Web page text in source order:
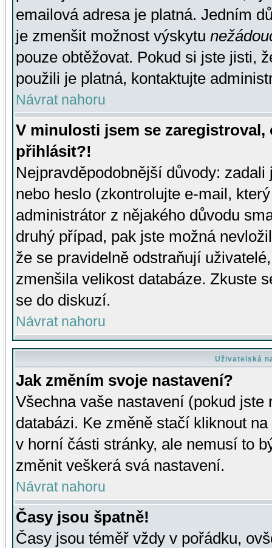
emailová adresa je platná. Jedním
je zmenšit možnost výskytu
pouze obtěžovat. Pokud si jste jisti,
použili je platná, kontaktujte
Návrat nahoru
V minulosti jsem se
přihlásit?!
Nejpravděpodobnější důvody:
nebo heslo (zkontrolujte e-mail,
administrátor z nějakého důvodu
druhý případ, pak jste možná
že se pravidelně odstraňují
zmenšila velikost databáze. Zkuste
se do diskuzí.
Návrat nahoru
Uživatelská
Jak změním svoje nastavení?
Všechna vaše nastavení (pokud
databázi. Ke změně stačí kliknout
v horní části stránky, ale nemusí to
změnit veškerá svá nastavení.
Návrat nahoru
Časy jsou špatně!
Časy jsou téměř vždy v pořádku,